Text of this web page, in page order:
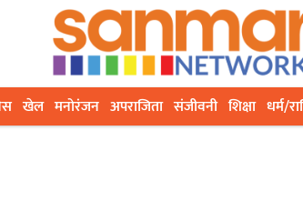
खेल मनोरंजन अपराजिता संजीवनी शिक्षा धर्म/